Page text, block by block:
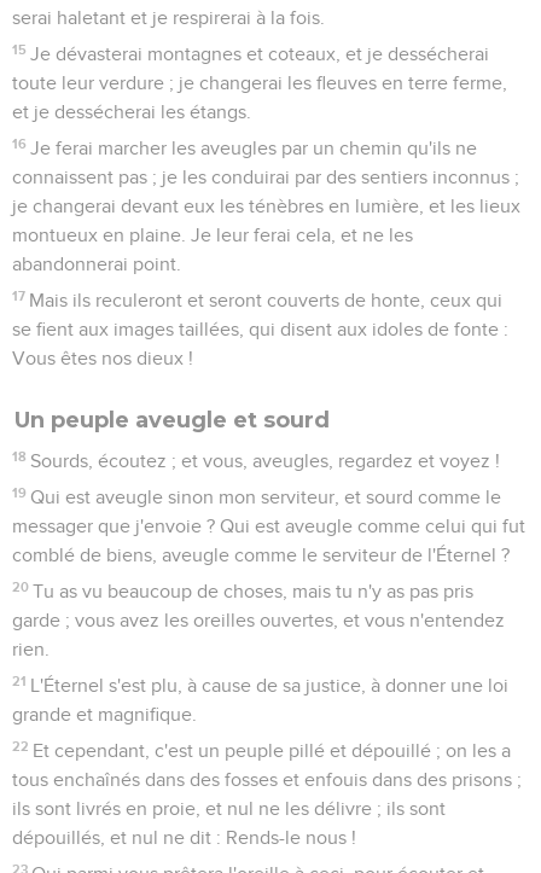
serai haletant et je respirerai à la fois.
15 Je dévasterai montagnes et coteaux, et je dessécherai
toute leur verdure ; je changerai les fleuves en terre ferme,
et je dessécherai les étangs.
16 Je ferai marcher les aveugles par un chemin qu'ils ne
connaissent pas ; je les conduirai par des sentiers inconnus ;
je changerai devant eux les ténèbres en lumière, et les lieux
montueux en plaine. Je leur ferai cela, et ne les
abandonnerai point.
17 Mais ils reculeront et seront couverts de honte, ceux qui
se fient aux images taillées, qui disent aux idoles de fonte :
Vous êtes nos dieux !
Un peuple aveugle et sourd
18 Sourds, écoutez ; et vous, aveugles, regardez et voyez !
19 Qui est aveugle sinon mon serviteur, et sourd comme le
messager que j'envoie ? Qui est aveugle comme celui qui fut
comblé de biens, aveugle comme le serviteur de l'Éternel ?
20 Tu as vu beaucoup de choses, mais tu n'y as pas pris
garde ; vous avez les oreilles ouvertes, et vous n'entendez
rien.
21 L'Éternel s'est plu, à cause de sa justice, à donner une loi
grande et magnifique.
22 Et cependant, c'est un peuple pillé et dépouillé ; on les a
tous enchaînés dans des fosses et enfouis dans des prisons ;
ils sont livrés en proie, et nul ne les délivre ; ils sont
dépouillés, et nul ne dit : Rends-le nous !
23